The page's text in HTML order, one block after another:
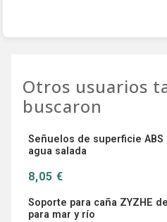
Otros usuarios
buscaron
Señuelos de superficie
agua salada
8,05 €
Soporte para caña ZYZHE
para mar y río